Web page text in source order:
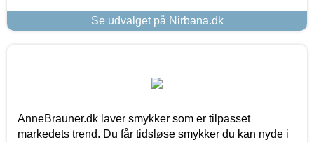
Se udvalget på Nirbana.dk
AnneBrauner.dk laver smykker som er tilpasset
markedets trend. Du får tidsløse smykker du kan nyde i